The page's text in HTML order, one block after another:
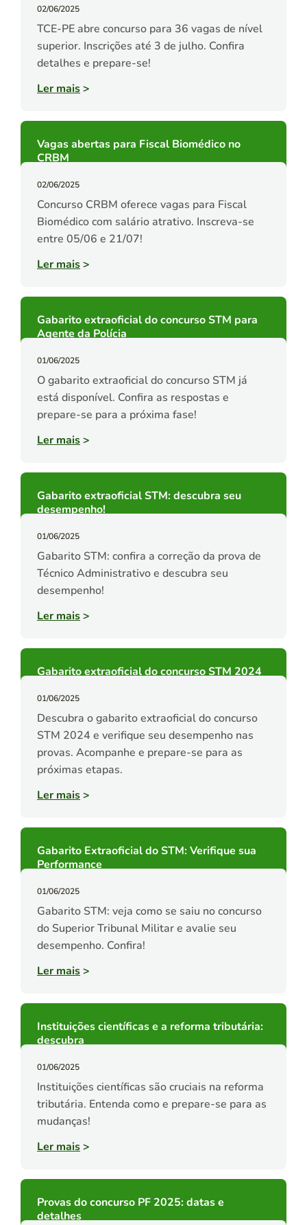
02/06/2025
TCE-PE abre concurso para 36 vagas de nível
superior. Inscrições até 3 de julho. Confira
detalhes e prepare-se!
Ler mais>
Vagas abertas para Fiscal Biomédico no
CRBM
02/06/2025
Concurso CRBM oferece vagas para Fiscal
Biomédico com salário atrativo. Inscreva-se
entre 05/06 e 21/07!
Ler mais>
Gabarito extraoficial do concurso STM para
Agente da Polícia
01/06/2025
O gabarito extraoficial do concurso STM já
está disponível. Confira as respostas e
prepare-se para a próxima fase!
Ler mais>
Gabarito extraoficial STM: descubra seu
desempenho!
01/06/2025
Gabarito STM: confira a correção da prova de
Técnico Administrativo e descubra seu
desempenho!
Ler mais>
Gabarito extraoficial do concurso STM 2024
01/06/2025
Descubra o gabarito extraoficial do concurso
STM 2024 e verifique seu desempenho nas
provas. Acompanhe e prepare-se para as
próximas etapas.
Ler mais>
Gabarito Extraoficial do STM: Verifique sua
Performance
01/06/2025
Gabarito STM: veja como se saiu no concurso
do Superior Tribunal Militar e avalie seu
desempenho. Confira!
Ler mais>
Instituições científicas e a reforma tributária:
descubra
01/06/2025
Instituições científicas são cruciais na reforma
tributária. Entenda como e prepare-se para as
mudanças!
Ler mais>
Provas do concurso PF 2025: datas e
detalhes